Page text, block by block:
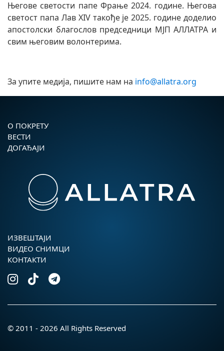
Његове светости папе Фрање 2024. године. Његова
светост папа Лав XIV такође је 2025. године доделио
апостолски благослов председници МЈП АЛЛАТРА и
свим његовим волонтерима.
За упите медија, пишите нам на info@allatra.org
О ПОКРЕТУ
ВЕСТИ
ДОГАЂАЈИ
ИЗВЕШТАЈИ
ВИДЕО СНИМЦИ
КОНТАКТИ
© 2011 - 2026 All Rights Reserved